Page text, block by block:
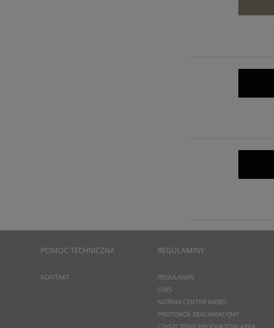
POMOC TECHNICZNA
KONTAKT
REGULAMINY
REGULAMIN
OWS
NORMA CENTER MEBEL
PROTOKÓŁ REKLAMACYJNY